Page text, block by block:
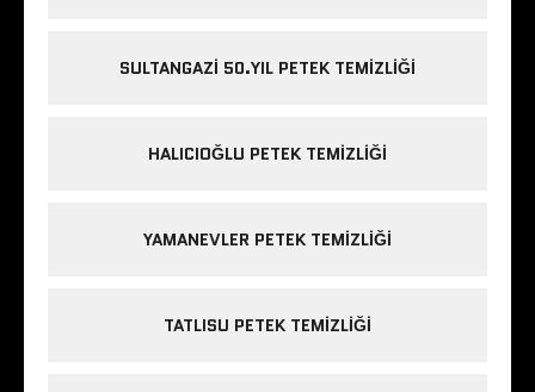
SULTANGAZI 50.YIL PETEK TEMIZLIĞI
HALICIOĞLU PETEK TEMIZLIĞI
YAMANEVLER PETEK TEMIZLIĞI
TATLISU PETEK TEMIZLIĞI